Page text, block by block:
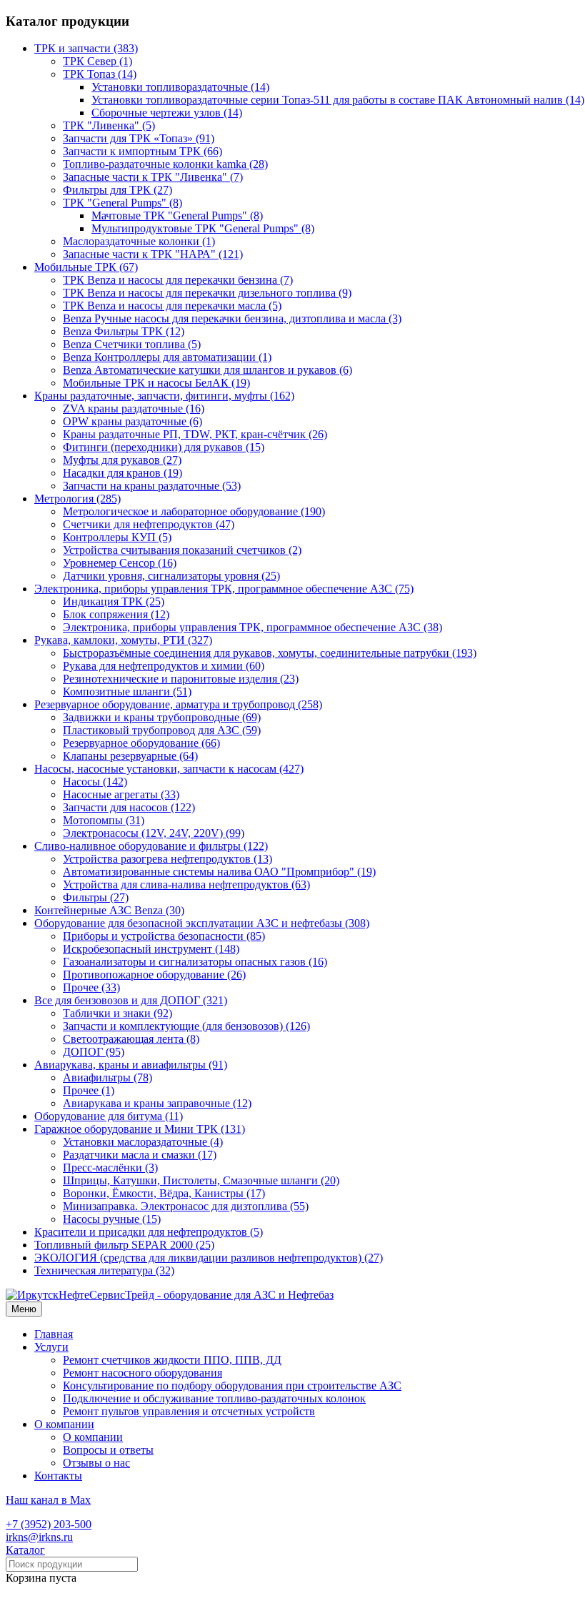
Каталог продукции
ТРК и запчасти (383)
ТРК Север (1)
ТРК Топаз (14)
Установки топливораздаточные (14)
Установки топливораздаточные серии Топаз-511 для работы в составе ПАК Автономный налив (14)
Сборочные чертежи узлов (14)
ТРК "Ливенка" (5)
Запчасти для ТРК «Топаз» (91)
Запчасти к импортным ТРК (66)
Топливо-раздаточные колонки kamka (28)
Запасные части к ТРК "Ливенка" (7)
Фильтры для ТРК (27)
ТРК "General Pumps" (8)
Мачтовые ТРК "General Pumps" (8)
Мультипродуктовые ТРК "General Pumps" (8)
Маслораздаточные колонки (1)
Запасные части к ТРК "НАРА" (121)
Мобильные ТРК (67)
ТРК Benza и насосы для перекачки бензина (7)
ТРК Benza и насосы для перекачки дизельного топлива (9)
ТРК Benza и насосы для перекачки масла (5)
Benza Ручные насосы для перекачки бензина, дизтоплива и масла (3)
Benza Фильтры ТРК (12)
Benza Счетчики топлива (5)
Benza Контроллеры для автоматизации (1)
Benza Автоматические катушки для шлангов и рукавов (6)
Мобильные ТРК и насосы БелАК (19)
Краны раздаточные, запчасти, фитинги, муфты (162)
ZVA краны раздаточные (16)
OPW краны раздаточные (6)
Краны раздаточные РП, TDW, РКТ, кран-счётчик (26)
Фитинги (переходники) для рукавов (15)
Муфты для рукавов (27)
Насадки для кранов (19)
Запчасти на краны раздаточные (53)
Метрология (285)
Метрологическое и лабораторное оборудование (190)
Счетчики для нефтепродуктов (47)
Контроллеры КУП (5)
Устройства считывания показаний счетчиков (2)
Уровнемер Сенсор (16)
Датчики уровня, сигнализаторы уровня (25)
Электроника, приборы управления ТРК, программное обеспечение АЗС (75)
Индикация ТРК (25)
Блок сопряжения (12)
Электроника, приборы управления ТРК, программное обеспечение АЗС (38)
Рукава, камлоки, хомуты, РТИ (327)
Быстроразъёмные соединения для рукавов, хомуты, соединительные патрубки (193)
Рукава для нефтепродуктов и химии (60)
Резинотехнические и паронитовые изделия (23)
Композитные шланги (51)
Резервуарное оборудование, арматура и трубопровод (258)
Задвижки и краны трубопроводные (69)
Пластиковый трубопровод для АЗС (59)
Резервуарное оборудование (66)
Клапаны резервуарные (64)
Насосы, насосные установки, запчасти к насосам (427)
Насосы (142)
Насосные агрегаты (33)
Запчасти для насосов (122)
Мотопомпы (31)
Электронасосы (12V, 24V, 220V) (99)
Сливо-наливное оборудование и фильтры (122)
Устройства разогрева нефтепродуктов (13)
Автоматизированные системы налива ОАО "Промприбор" (19)
Устройства для слива-налива нефтепродуктов (63)
Фильтры (27)
Контейнерные АЗС Benza (30)
Оборудование для безопасной эксплуатации АЗС и нефтебазы (308)
Приборы и устройства безопасности (85)
Искробезопасный инструмент (148)
Газоанализаторы и сигнализаторы опасных газов (16)
Противопожарное оборудование (26)
Прочее (33)
Все для бензовозов и для ДОПОГ (321)
Таблички и знаки (92)
Запчасти и комплектующие (для бензовозов) (126)
Светоотражающая лента (8)
ДОПОГ (95)
Авиарукава, краны и авиафильтры (91)
Авиафильтры (78)
Прочее (1)
Авиарукава и краны заправочные (12)
Оборудование для битума (11)
Гаражное оборудование и Мини ТРК (131)
Установки маслораздаточные (4)
Раздатчики масла и смазки (17)
Пресс-маслёнки (3)
Шприцы, Катушки, Пистолеты, Смазочные шланги (20)
Воронки, Ёмкости, Вёдра, Канистры (17)
Минизаправка. Электронасос для дизтоплива (55)
Насосы ручные (15)
Красители и присадки для нефтепродуктов (5)
Топливный фильтр SEPAR 2000 (25)
ЭКОЛОГИЯ (средства для ликвидации разливов нефтепродуктов) (27)
Техническая литература (32)
Меню
Главная
Услуги
Ремонт счетчиков жидкости ППО, ППВ, ДД
Ремонт насосного оборудования
Консультирование по подбору оборудования при строительстве АЗС
Подключение и обслуживание топливо-раздаточных колонок
Ремонт пультов управления и отсчетных устройств
О компании
О компании
Вопросы и ответы
Отзывы о нас
Контакты
Наш канал в Max
+7 (3952) 203-500
irkns@irkns.ru
Каталог
Корзина пуста